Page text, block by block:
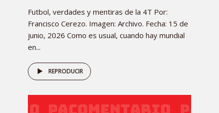
Futbol, verdades y mentiras de la 4T Por:
Francisco Cerezo. Imagen: Archivo. Fecha: 15 de
junio, 2026 Como es usual, cuando hay mundial
en...
REPRODUCIR